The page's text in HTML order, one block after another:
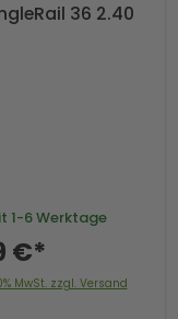
36 2.40
1-6 Werktage
€*
MwSt. zzgl. Versand